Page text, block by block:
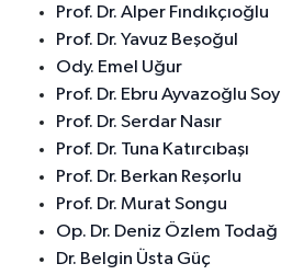
Prof. Dr. Alper Fındıkçıoğlu
Prof. Dr. Yavuz Beşoğul
Ody. Emel Uğur
Prof. Dr. Ebru Ayvazoğlu Soy
Prof. Dr. Serdar Nasır
Prof. Dr. Tuna Katırcıbaşı
Prof. Dr. Berkan Reşorlu
Prof. Dr. Murat Songu
Op. Dr. Deniz Özlem Todağ
Dr. Belgin Üsta Güç